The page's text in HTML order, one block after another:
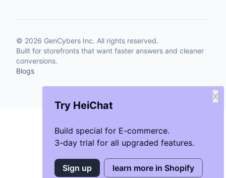
Try HeiChat
Build special for E-commerce.
3-day trial for all upgraded features.
X
Sign up learn more in Shopify
© 2026 GenCybers Inc. All rights reserved.
Built for storefronts that want faster answers and cleaner
conversions.
Blogs